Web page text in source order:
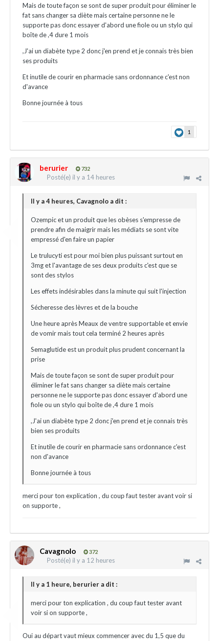
Mais de toute façon se sont de super produit pour éliminer le
fat sans changer sa diète mais certaine personne ne le
supporte pas donc essayer d'abord une fiole ou un stylo qui
boîte de ,4 dure 1 mois
,J'ai un diabète type 2 donc j'en prend et je connais très bien
ses produits
Et inutile de courir en pharmacie sans ordonnance c'est non
d'avance
Bonne journée à tous
1
berurier 732
Posté(e) il y a 14 heures
Il y a 4 heures, Cavagnolo a dit :
Ozempic et un produit que les obèses s'empresse de
prendre afin de maigrir mais les médiats se sont vite
empressé d'en faire un papier
Le trulucyti est pour moi bien plus puissant surtout en
3mg et l'avantage de ses deux produits c'est que se
sont des stylos
Les effets indésirables dans la minute qui suit l'injection
Sécheresse des lèvres et de la bouche
Une heure après Meaux de ventre supportable et envie
de vomir mais tout cela terminé 2 heures après
Semaglutide est un produit plus prudent concernant la
prise
Mais de toute façon se sont de super produit pour
éliminer le fat sans changer sa diète mais certaine
personne ne le supporte pas donc essayer d'abord une
fiole ou un stylo qui boîte de ,4 dure 1 mois
,J'ai un diabète type 2 donc j'en prend et je connais très
bien ses produits
Et inutile de courir en pharmacie sans ordonnance c'est
non d'avance
Bonne journée à tous
merci pour ton explication , du coup faut tester avant voir si
on supporte ,
Cavagnolo 372
Posté(e) il y a 12 heures
Il y a 1 heure, berurier a dit :
merci pour ton explication , du coup faut tester avant
voir si on supporte ,
Oui au départ vaut mieux commencer avec du 1,5 que du